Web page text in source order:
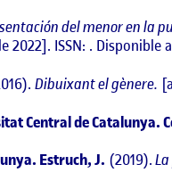
del menor en la
2022]. ISSN: . Disponible
Dibuixant el gènere.
Central de Catalunya.
Estruch, J. (2019).